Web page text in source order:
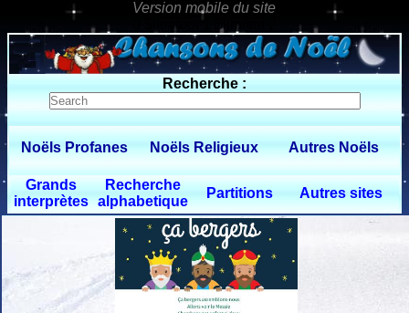
0 $limitbot 1 $limittot 2
Recherche :
Noëls Profanes Noëls Religieux Autres Noëls
Grands
interprètes
Recherche
alphabetique
Partitions Autres sites